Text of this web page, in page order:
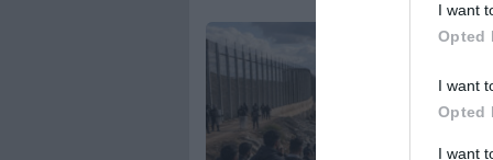
I want
Opted
I want
Opted
I want